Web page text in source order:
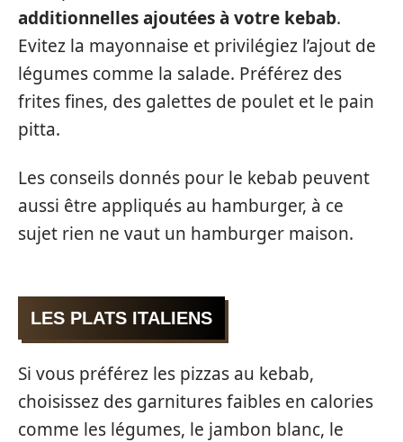
additionnelles ajoutées à votre kebab.
Evitez la mayonnaise et privilégiez l’ajout de
légumes comme la salade. Préférez des
frites fines, des galettes de poulet et le pain
pitta.
Les conseils donnés pour le kebab peuvent
aussi être appliqués au hamburger, à ce
sujet rien ne vaut un hamburger maison.
LES PLATS ITALIENS
Si vous préférez les pizzas au kebab,
choisissez des garnitures faibles en calories
comme les légumes, le jambon blanc, le